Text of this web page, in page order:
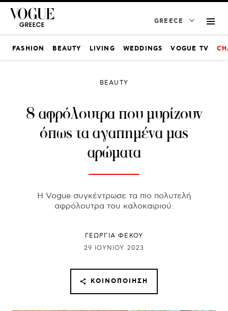
GREECE
FASHION BEAUTY LIVING WEDDINGS VOGUE TV
BEAUTY
8 αφρόλουτρα που μυρίζουν
όπως τα αγαπημένα μας
αρώματα
H Vogue συγκέντρωσε τα πιο πολυτελή
αφρόλουτρα του καλοκαιριού.
ΓΕΩΡΓΙΑ ΦΕΚΟΥ
29 ΙΟΥΝΊΟΥ 2023
ΚΟΙΝΟΠΟΊΗΣΗ